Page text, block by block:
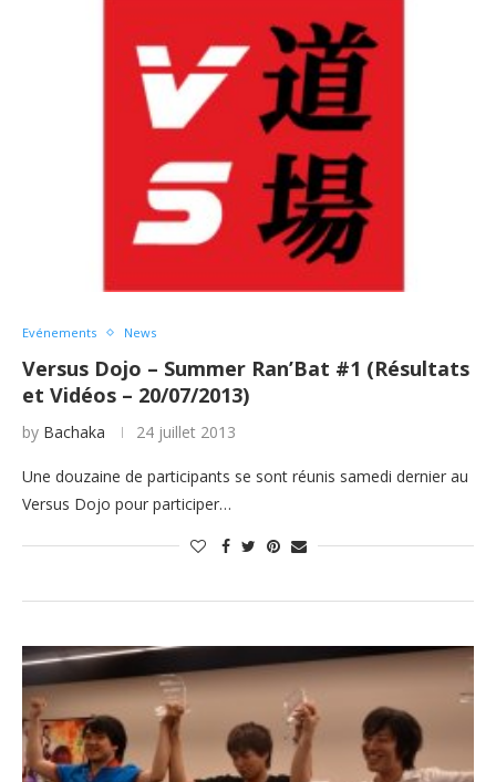
Evénements News
Versus Dojo – Summer Ran’Bat #1 (Résultats
et Vidéos – 20/07/2013)
by Bachaka 24 juillet 2013
Une douzaine de participants se sont réunis samedi dernier au
Versus Dojo pour participer…